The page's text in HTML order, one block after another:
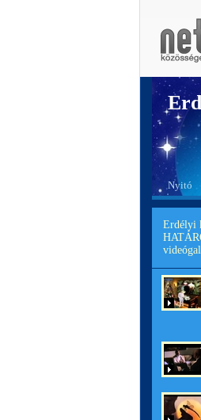
Nyitó
Erdélyi